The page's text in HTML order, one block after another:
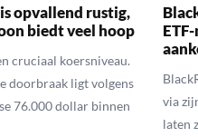
opvallend rustig,
biedt veel hoop
cruciaal koersniveau.
doorbraak ligt volgens
76.000 dollar binnen
via
laten